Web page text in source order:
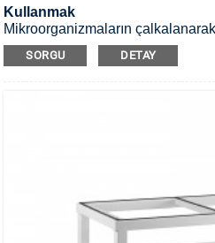
Kullanmak
Mikroorganizmaların
sterilizasyonlu inkübatör
SORGU DETAY